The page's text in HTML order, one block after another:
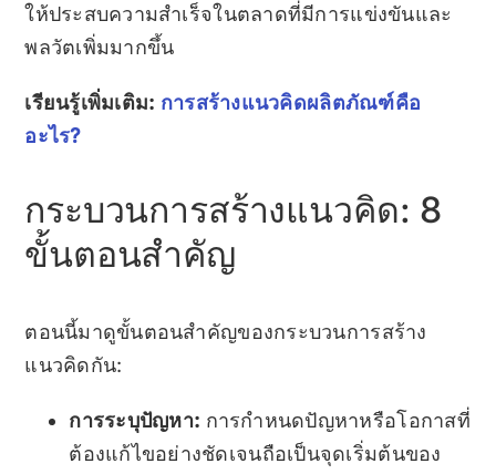
ให้ประสบความสำเร็จในตลาดที่มีการแข่งขันและ
พลวัตเพิ่มมากขึ้น
เรียนรู้เพิ่มเติม: การสร้างแนวคิดผลิตภัณฑ์คือ
อะไร?
กระบวนการสร้างแนวคิด: 8
ขั้นตอนสำคัญ
ตอนนี้มาดูขั้นตอนสำคัญของกระบวนการสร้าง
แนวคิดกัน:
การระบุปัญหา: การกำหนดปัญหาหรือโอกาสที่
ต้องแก้ไขอย่างชัดเจนถือเป็นจุดเริ่มต้นของ